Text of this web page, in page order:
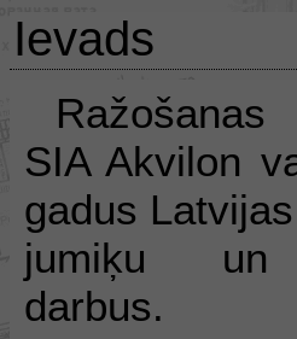
Ievads
SIA Akvilon
gadus
jumiķu un
darbus.